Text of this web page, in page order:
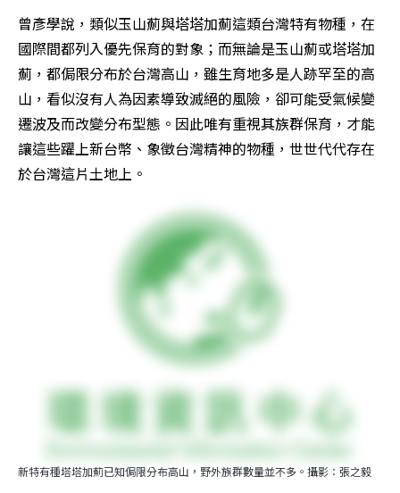
曾彥學說，類似玉山薊與塔塔加薊這類台灣特有物種，在
國際間都列入優先保育的對象；而無論是玉山薊或塔塔加
薊，都侷限分布於台灣高山，雖生育地多是人跡罕至的高
山，看似沒有人為因素導致滅絕的風險，卻可能受氣候變
遷波及而改變分布型態。因此唯有重視其族群保育，才能
讓這些躍上新台幣、象徵台灣精神的物種，世世代代存在
於台灣這片土地上。
新特有種塔塔加薊已知侷限分布高山，野外族群數量並不多。攝影：張之毅